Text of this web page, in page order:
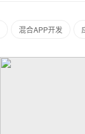
混合APP开发